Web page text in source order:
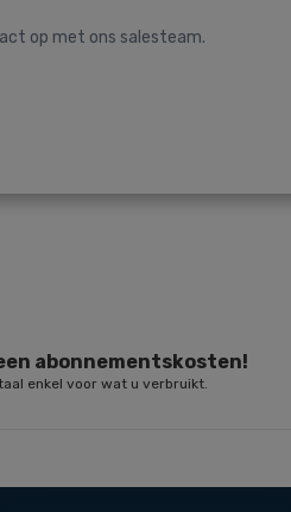
op met ons salesteam.
abonnementskosten!
enkel voor wat u verbruikt.